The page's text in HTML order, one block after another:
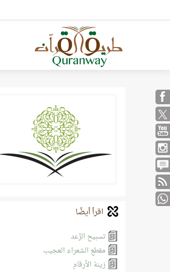
اقرأ أيضًا
تسبيح الرَّعد
مقطع الشعراء العجيب
زينة الأرقام